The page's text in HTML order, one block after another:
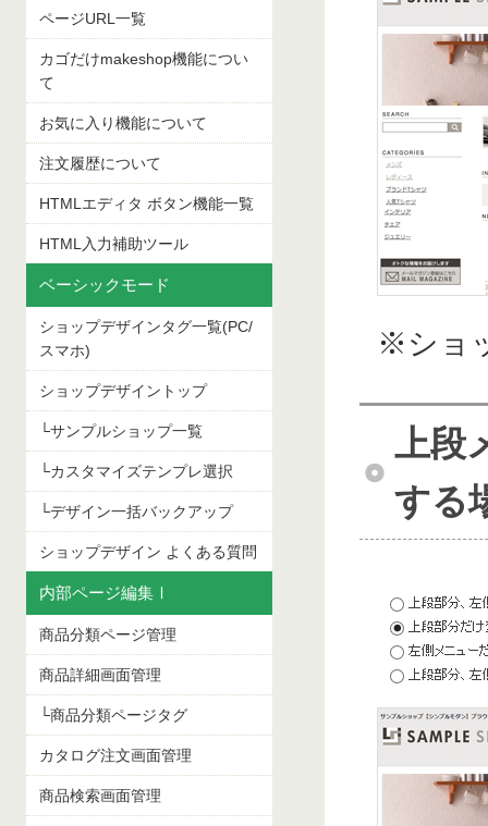
ページURL一覧
カゴだけmakeshop機能につい
て
お気に入り機能について
注文履歴について
HTMLエディタ ボタン機能一覧
HTML入力補助ツール
ベーシックモード
ショップデザインタグ一覧(PC/
スマホ)
ショップデザイントップ
└サンプルショップ一覧
└カスタマイズテンプレ選択
└デザイン一括バックアップ
ショップデザイン よくある質問
内部ページ編集Ⅰ
商品分類ページ管理
商品詳細画面管理
└商品分類ページタグ
カタログ注文画面管理
商品検索画面管理
※ショ
上段
する